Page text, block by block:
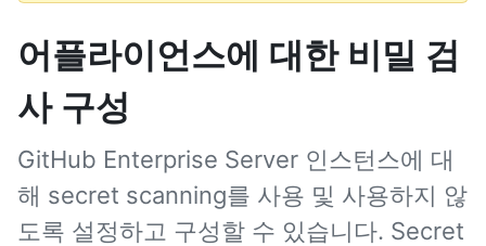
어플라이언스에 대한 비밀 검
사 구성
GitHub Enterprise Server 인스턴스에 대
해 secret scanning를 사용 및 사용하지 않
도록 설정하고 구성할 수 있습니다. Secret